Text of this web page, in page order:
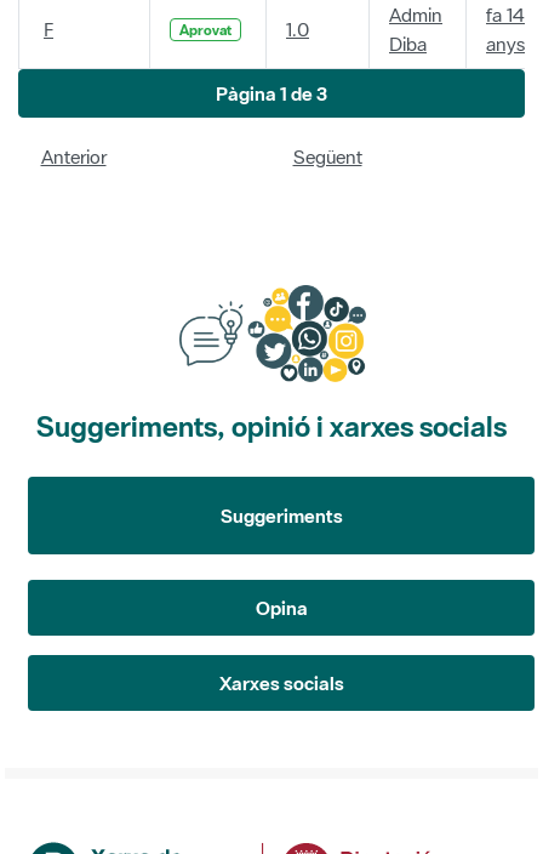
F Aprovat 1.0
Admin
Diba
fa 14
anys
Pàgina 1 de 3
Anterior Següent
Suggeriments, opinió i xarxes socials
Suggeriments
Opina
Xarxes socials